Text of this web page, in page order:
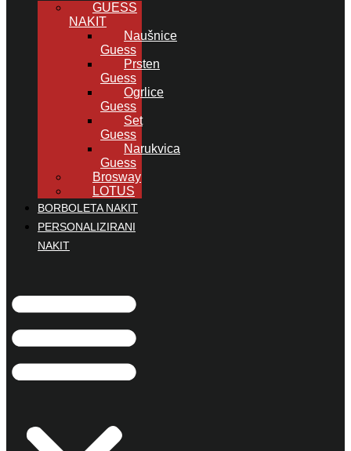
GUESS
NAKIT
Naušnice
Guess
Prsten
Guess
Ogrlice
Guess
Set
Guess
Narukvica
Guess
Brosway
LOTUS
BORBOLETA NAKIT
PERSONALIZIRANI
NAKIT